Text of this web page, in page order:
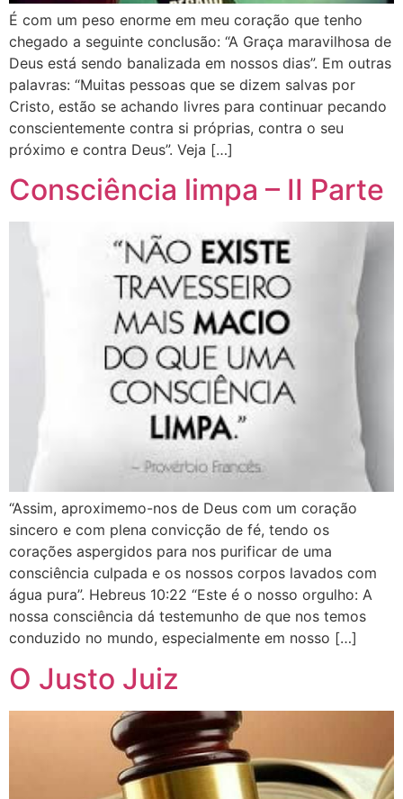
É com um peso enorme em meu coração que tenho
chegado a seguinte conclusão: “A Graça maravilhosa de
Deus está sendo banalizada em nossos dias”. Em outras
palavras: “Muitas pessoas que se dizem salvas por
Cristo, estão se achando livres para continuar pecando
conscientemente contra si próprias, contra o seu
próximo e contra Deus”. Veja […]
Consciência limpa – II Parte
“Assim, aproximemo-nos de Deus com um coração
sincero e com plena convicção de fé, tendo os
corações aspergidos para nos purificar de uma
consciência culpada e os nossos corpos lavados com
água pura”. Hebreus 10:22 “Este é o nosso orgulho: A
nossa consciência dá testemunho de que nos temos
conduzido no mundo, especialmente em nosso […]
O Justo Juiz